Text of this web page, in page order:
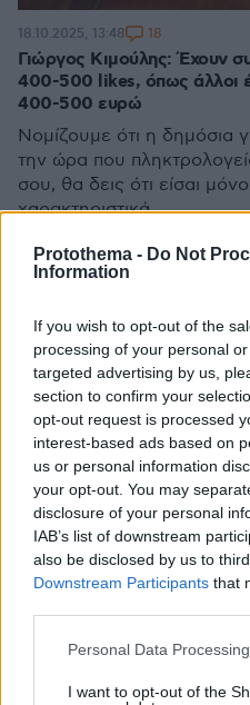
Protothema - Do Not
Information
If you wish to opt-out of the
processing of your personal
targeted advertising by us,
section to confirm your
opt-out request is processed
interest-based ads based on
us or personal information
your opt-out. You may
disclosure of your personal
IAB’s list of downstream
also be disclosed by us to
Downstream Participants that
Please note that this website/
not limited to your visit or
Personal Data
I want to opt-out of the
Γιώργος Κιμούλης: Έχουν
400-500 likes, όπως άλλοι
400-500 ευρώ
Νομίζουμε ότι η δημόσια
την ώρα που
σου, θα δεις ότι είσαι
χαρακτηριστικά
18.10.2025, 13:48 18